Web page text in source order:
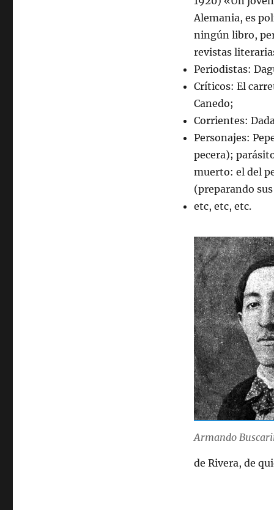
Alemania, es
ningún libro,
revistas
Periodistas:
Críticos: El
Canedo;
Corrientes:
Personajes:
pecera);
muerto: el del
(preparando
etc, etc, etc.
Armando
de Rivera, de